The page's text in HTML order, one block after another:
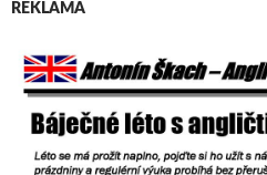
REKLAMA